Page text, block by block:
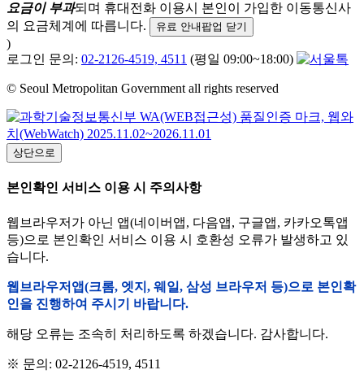
요금이 부과되며 휴대전화 이용시 본인이 가입한 이동통신사
의 요금체계에 따릅니다.
유료 안내팝업 닫기
)
로그인 문의: 02-2126-4519, 4511 (평일 09:00~18:00)
© Seoul Metropolitan Government all rights reserved
상단으로
본인확인 서비스 이용 시 주의사항
웹브라우저가 아닌 앱(네이버앱, 다음앱, 구글앱, 카카오톡앱
등)으로 본인확인 서비스 이용 시 호환성 오류가 발생하고 있
습니다.
웹브라우저앱(크롬, 엣지, 웨일, 삼성 브라우저 등)으로 본인확
인을 진행하여 주시기 바랍니다.
해당 오류는 조속히 처리하도록 하겠습니다. 감사합니다.
※ 문의: 02-2126-4519, 4511